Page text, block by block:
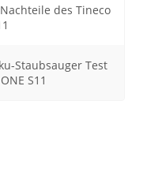
des Tineco
Staubsauger Test
S11